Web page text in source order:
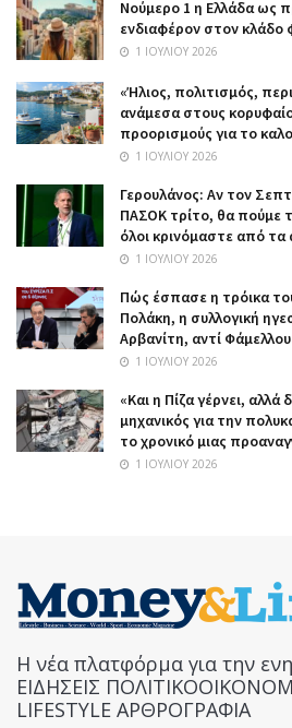
Nούμερο 1 η Ελλάδα ως
ενδιαφέρον στον κλάδο
1 ΙΟΥΛΊΟΥ 2026
«Ήλιος, πολιτισμός,
ανάμεσα στους
προορισμούς για το
1 ΙΟΥΛΊΟΥ 2026
Γερουλάνος: Αν τον
ΠΑΣΟΚ τρίτο, θα πούμε
όλοι κρινόμαστε από
1 ΙΟΥΛΊΟΥ 2026
Πώς έσπασε η τρόικα
Πολάκη, η συλλογική
Αρβανίτη, αντί Φάμελλου
1 ΙΟΥΛΊΟΥ 2026
«Και η Πίζα γέρνει, αλλά
μηχανικός για την
το χρονικό μιας
1 ΙΟΥΛΊΟΥ 2026
Η νέα πλατφόρμα για την
ΕΙΔΗΣΕΙΣ
LIFESTYLE ΑΡΘΡΟΓΡΑΦΙΑ